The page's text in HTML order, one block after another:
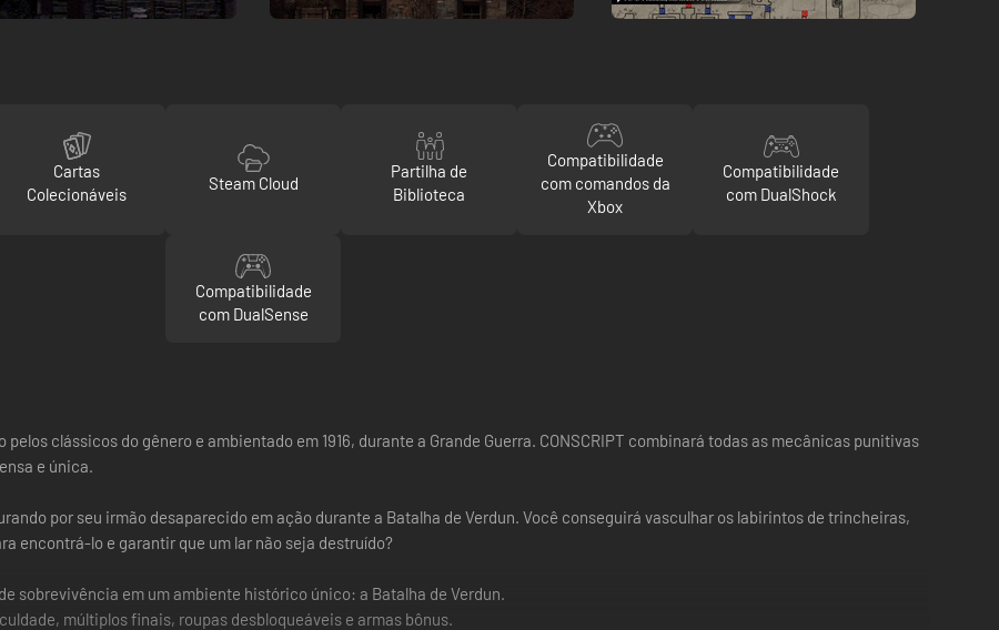
Cartas
Colecionáveis
Steam Cloud
Partilha de
Biblioteca
Compatibilidade
com comandos da
Xbox
Compatibilidade
com DualShock
Compatibilidade
com DualSense
clássicos do gênero e ambientado em 1916, durante a Grande Guerra. CONSCRIPT combinará todas as mecânicas punitivas
e única.
por seu irmão desaparecido em ação durante a Batalha de Verdun. Você conseguirá vasculhar os labirintos de trincheiras,
encontrá-lo e garantir que um lar não seja destruído?
sobrevivência em um ambiente histórico único: a Batalha de Verdun.
múltiplos finais, roupas desbloqueáveis e armas bônus.